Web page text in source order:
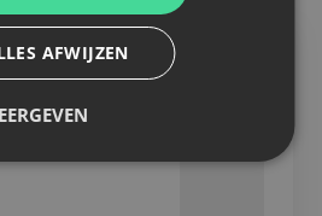
AFWIJZEN